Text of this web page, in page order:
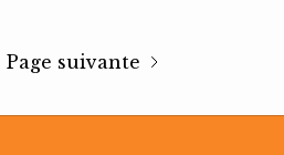
Page suivante